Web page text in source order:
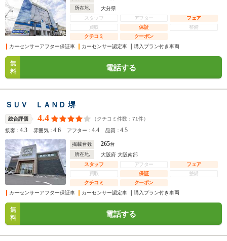
所在地
大分県
スタッフ
アフター
フェア
買取
保証
整備
クチコミ
クーポン
カーセンサーアフター保証車
カーセンサー認定車 購入プラン付き車両
無
料
電話する
ＳＵＶ ＬＡＮＤ 堺
総合評価 4.4 （クチコミ件数： 71件）
接客：4.3 雰囲気：4.6 アフター：4.4 品質：4.5
掲載台数 265台
所在地
大阪府 大阪南部
スタッフ
アフター
フェア
買取
保証
整備
クチコミ
クーポン
カーセンサーアフター保証車
カーセンサー認定車 購入プラン付き車両
無
料
電話する